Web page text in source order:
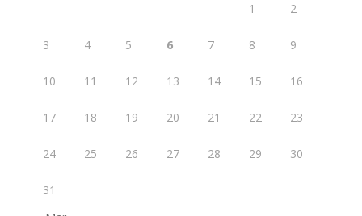
1 2
3 4 5 6 7 8 9
10 11 12 13 14 15 16
17 18 19 20 21 22 23
24 25 26 27 28 29 30
31